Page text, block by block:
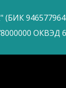
ОКВЭД